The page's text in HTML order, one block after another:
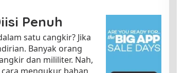
Penuh
satu cangkir? Jika
Banyak orang
dan mililiter. Nah,